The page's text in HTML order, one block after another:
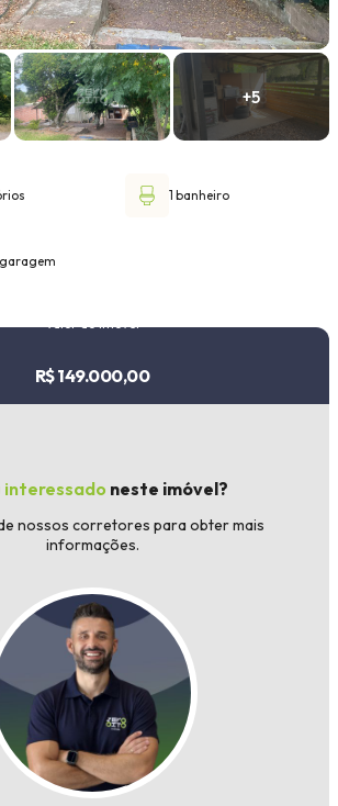
valor
30.000,00até1.000.000,00 ou +
1 banheiro
garagem
R$ 149.000,00
interessado neste imóvel?
nossos corretores para obter mais
informações.